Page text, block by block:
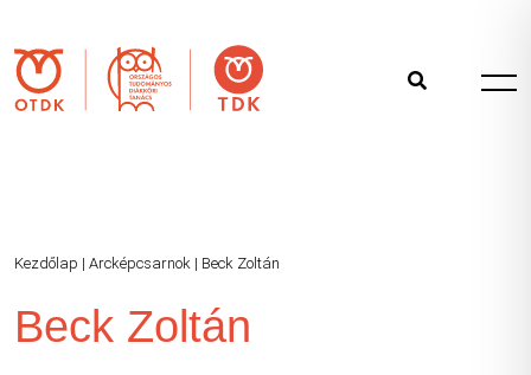
Kezdőlap | Arcképcsarnok | Beck Zoltán
Beck Zoltán